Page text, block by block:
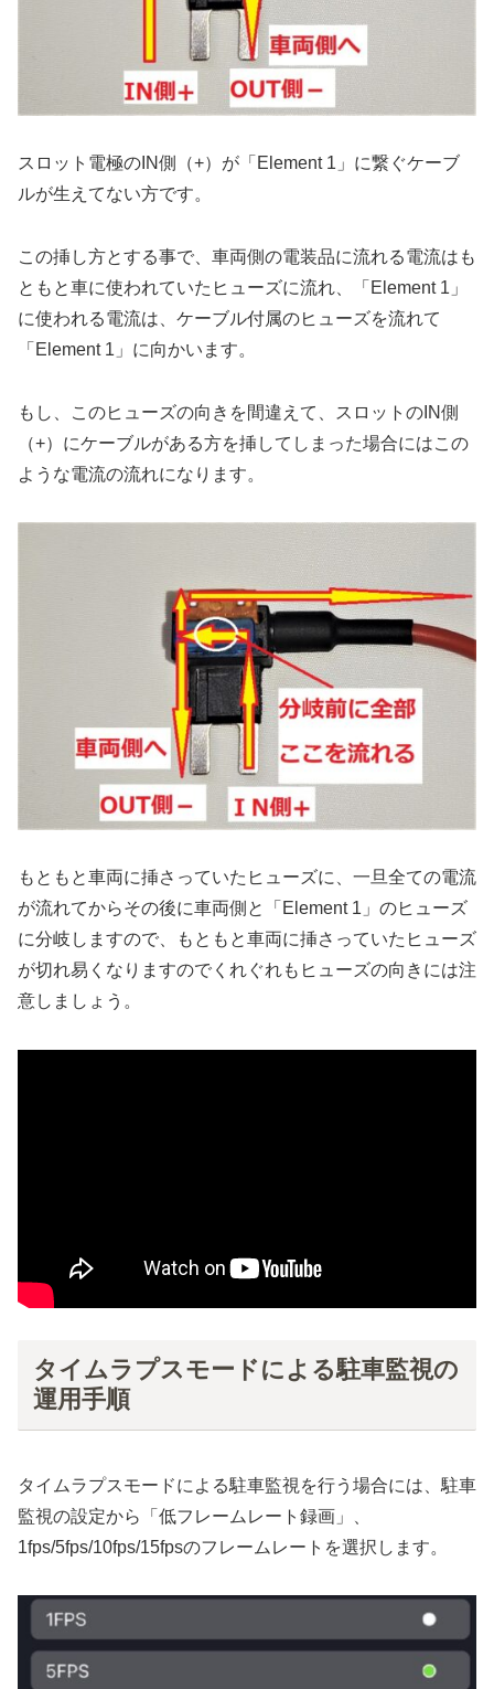
スロット電極のIN側（+）が「Element 1」に繋ぐケーブ
ルが生えてない方です。
この挿し方とする事で、車両側の電装品に流れる電流はも
ともと車に使われていたヒューズに流れ、「Element 1」
に使われる電流は、ケーブル付属のヒューズを流れて
「Element 1」に向かいます。
もし、このヒューズの向きを間違えて、スロットのIN側
（+）にケーブルがある方を挿してしまった場合にはこの
ような電流の流れになります。
もともと車両に挿さっていたヒューズに、一旦全ての電流
が流れてからその後に車両側と「Element 1」のヒューズ
に分岐しますので、もともと車両に挿さっていたヒューズ
が切れ易くなりますのでくれぐれもヒューズの向きには注
意しましょう。
タイムラプスモードによる駐車監視の
運用手順
タイムラプスモードによる駐車監視を行う場合には、駐車
監視の設定から「低フレームレート録画」、
1fps/5fps/10fps/15fpsのフレームレートを選択します。